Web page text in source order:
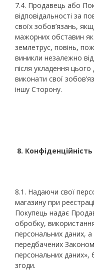
7.4. Продавець або
відповідальності за
своїх зобов’язань,
мажорних обставин як:
землетрус, повінь,
виникли незалежно
після укладення
виконати свої
іншу Сторону.
8.
8.1. Надаючи свої
магазину при
Покупець надає
обробку,
персональних даних,
передбачених
персональних даних»,
згоди.